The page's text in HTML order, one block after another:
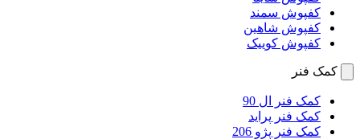
کفپوش سمند
کفپوش شاهین
کفپوش کوییک
کمک فنر
کمک فنر ال 90
کمک فنر پراید
کمک فنر پژو 206